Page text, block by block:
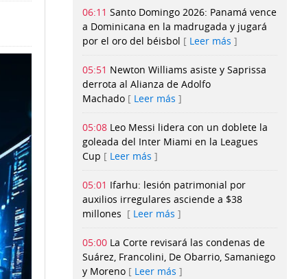
06:11 Santo Domingo 2026: Panamá vence
a Dominicana en la madrugada y jugará
por el oro del béisbol
Leer más
05:51 Newton Williams asiste y Saprissa
derrota al Alianza de Adolfo
Machado
Leer más
05:08 Leo Messi lidera con un doblete la
goleada del Inter Miami en la Leagues
Cup
Leer más
05:01 Ifarhu: lesión patrimonial por
auxilios irregulares asciende a $38
millones
Leer más
05:00 La Corte revisará las condenas de
Suárez, Francolini, De Obarrio, Samaniego
y Moreno
Leer más